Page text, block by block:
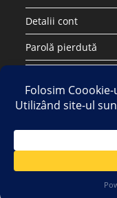
Detalii cont
Parolă pierdută